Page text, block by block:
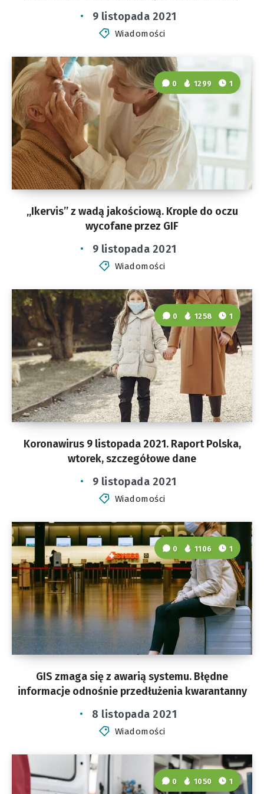
9 listopada 2021
Wiadomości
„Ikervis” z wadą jakościową. Krople do oczu
wycofane przez GIF
0 1299 1
9 listopada 2021
Wiadomości
Koronawirus 9 listopada 2021. Raport Polska,
wtorek, szczegółowe dane
0 1258 1
9 listopada 2021
Wiadomości
GIS zmaga się z awarią systemu. Błędne
informacje odnośnie przedłużenia kwarantanny
0 1106 1
8 listopada 2021
Wiadomości
0 1050 1